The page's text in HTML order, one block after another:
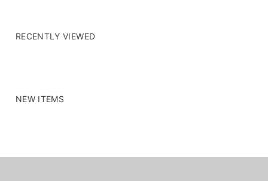
RECENTLY VIEWED
NEW ITEMS